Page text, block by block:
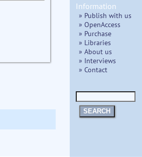
Information
» Publish with us
» OpenAccess
» Purchase
» Libraries
» About us
» Interviews
» Contact
SEARCH